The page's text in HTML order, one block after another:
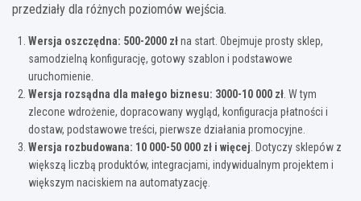
przedziały dla różnych poziomów wejścia.
Wersja oszczędna: 500-2000 złna start. Obejmuje prosty sklep,
samodzielną konfigurację, gotowy szablon i podstawowe
uruchomienie.
Wersja rozsądna dla małego biznesu: 3000-10 000 zł . W tym
zlecone wdrożenie, dopracowany wygląd, konfiguracja płatności i
dostaw, podstawowe treści, pierwsze działania promocyjne.
Wersja rozbudowana: 10 000-50 000 zł i więcej . Dotyczy sklepów z
większą liczbą produktów, integracjami, indywidualnym projektem i
większym naciskiem na automatyzację.